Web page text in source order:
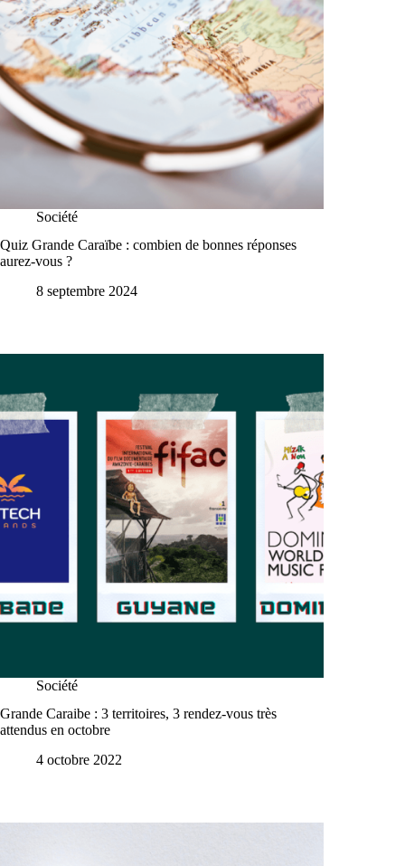
Société
Quiz Grande Caraïbe : combien de bonnes réponses
aurez-vous ?
8 septembre 2024
Société
Grande Caraibe : 3 territoires, 3 rendez-vous très
attendus en octobre
4 octobre 2022